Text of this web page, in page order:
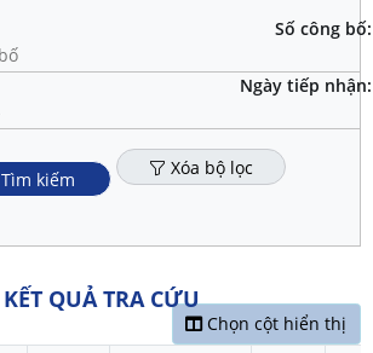
Số công bố:
Ngày tiếp nhận:
Tìm kiếm Xóa bộ lọc
KẾT QUẢ TRA CỨU
Chọn cột hiển thị